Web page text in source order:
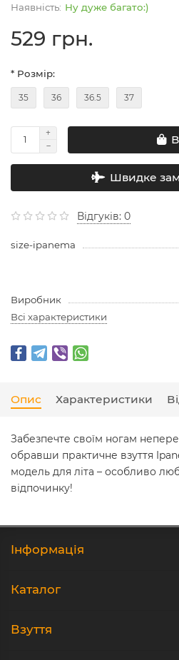
Ну дуже багато:)
529 грн.
* Розмір:
35 36 36.5 37
Швидке
Відгуків: 0
size-ipanema
Виробник
Всі характеристики
Опис Характеристики
Забезпечте своїм ногам
обравши практичне взуття
модель для літа – особливо
відпочинку!
Iнформація
Каталог
Взуття